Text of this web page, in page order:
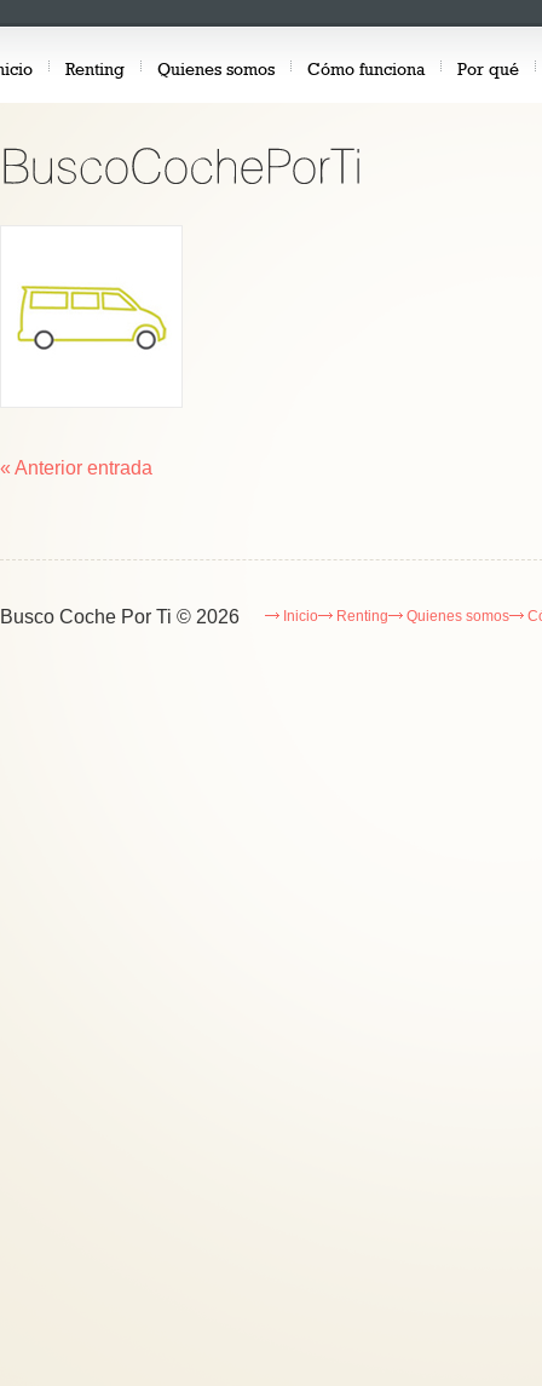
Renting Quienes somos Cómo funciona Por qué
« Anterior entrada
Inicio Renting Quienes somos
Busco Coche Por Ti © 2026